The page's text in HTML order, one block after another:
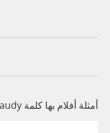
أمثلة أفلام بها كلمة Gaudy